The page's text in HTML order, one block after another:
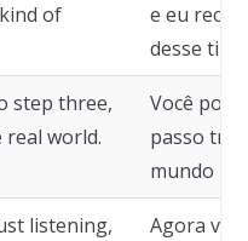
of
e eu
desse tipo
step three,
world.
Você
passo
mundo
listening,
Agora